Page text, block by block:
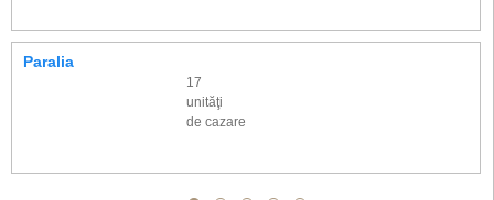
Paralia
17
unităţi
de cazare